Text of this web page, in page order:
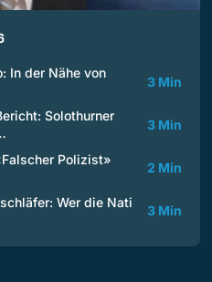
In der Nähe von
3 Min
Solothurner
3 Min
Polizist»
2 Min
Wer die Nati
3 Min